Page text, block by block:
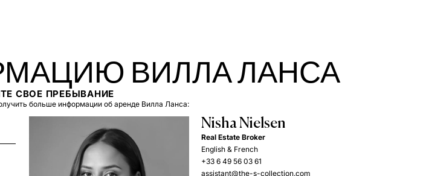
ВИЛЛА ЛАНСА
СВОЕ ПРЕБЫВАНИЕ
больше информации об аренде Вилла Ланса:
Nisha Nielsen
Real Estate Broker
English & French
+33 6 49 56 03 61
assistant@the-s-collection.com